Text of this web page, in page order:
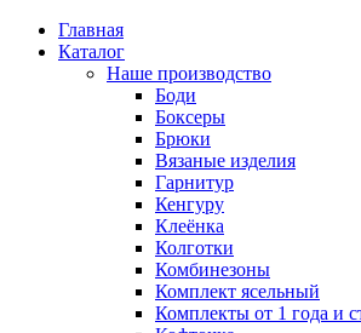
Главная
Каталог
Наше производство
Боди
Боксеры
Брюки
Вязаные изделия
Гарнитур
Кенгуру
Клеёнка
Колготки
Комбинезоны
Комплект ясельный
Комплекты от 1 года и